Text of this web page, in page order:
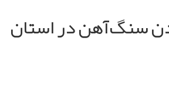
سنگ‌آهن در استان